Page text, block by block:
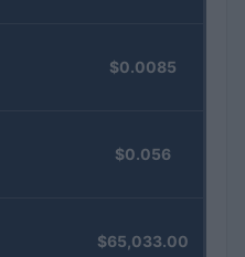
$0.0085
$0.056
$65,033.00